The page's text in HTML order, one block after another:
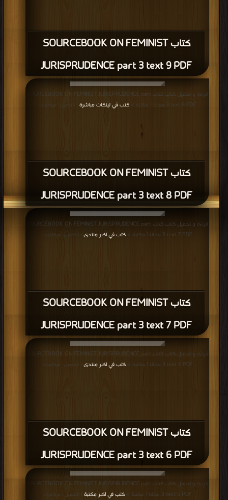
كتاب SOURCEBOOK ON FEMINIST
JURISPRUDENCE part 3 text 9 PDF
كتاب SOURCEBOOK ON FEMINIST
JURISPRUDENCE part 3 text 8 PDF
قراءة و تحميل كتاب كتاب SOURCEBOOK ON FEMINIST JURISPRUDENCE part
3 text 8 PDF مجانا | مكتبة >
كتب في لينكات مباشرة | التحميل : مرة/مرات
كتاب SOURCEBOOK ON FEMINIST
JURISPRUDENCE part 3 text 7 PDF
قراءة و تحميل كتاب كتاب SOURCEBOOK ON FEMINIST JURISPRUDENCE part
3 text 7 PDF مجانا | مكتبة >
كتب في اكبر منتدى | التحميل : مرة/مرات
كتاب SOURCEBOOK ON FEMINIST
JURISPRUDENCE part 3 text 6 PDF
قراءة و تحميل كتاب كتاب SOURCEBOOK ON FEMINIST JURISPRUDENCE part
3 text 6 PDF مجانا | مكتبة >
كتب في اكبر منتدى | التحميل : مرة/مرات
قراءة و تحميل كتاب كتاب SOURCEBOOK ON FEMINIST JURISPRUDENCE part
3 text 5 PDF مجانا | مكتبة >
كتب في اكبر مكتبة | التحميل : مرة/مرات